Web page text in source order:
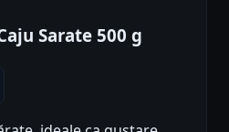
Sarate 500 g